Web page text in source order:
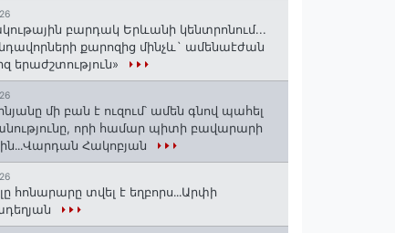
բարդակ Երևանի կենտրոնում...
քարոզից մինչև` ամենաէժան
երաժշտություն»
մի բան է ուզում՝ ամեն գնով պահել
որի համար պիտի բավարարի
Հակոբյան
հոնարարը տվել է եղբորս․․․Արփի